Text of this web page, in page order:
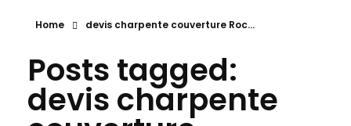
Home devis charpente couverture Roc...
Posts tagged:
devis charpente